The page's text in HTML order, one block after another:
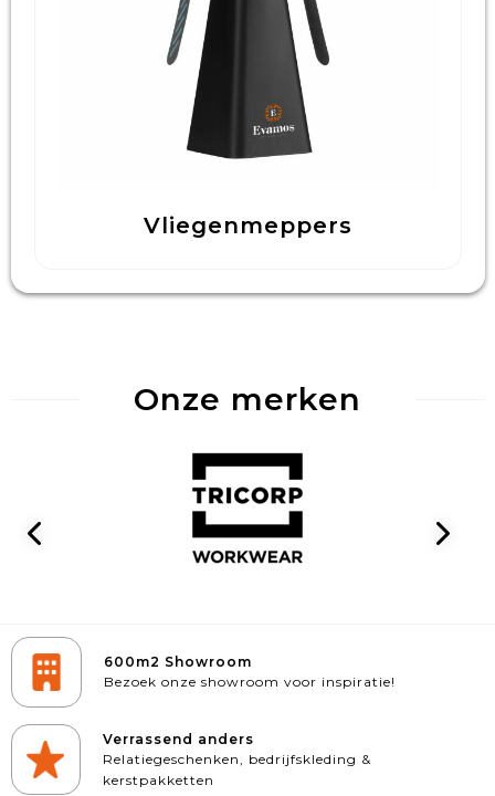
Vliegenmeppers
Onze merken
600m2 Showroom
Bezoek onze showroom voor inspiratie!
Verrassend anders
Relatiegeschenken, bedrijfskleding &
kerstpakketten